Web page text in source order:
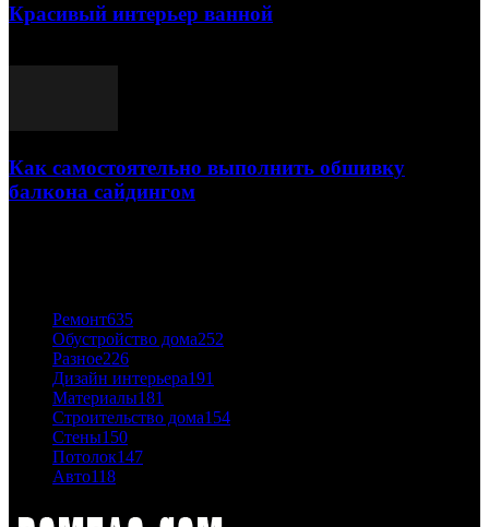
Красивый интерьер ванной
Как самостоятельно выполнить обшивку
балкона сайдингом
Ремонт635
Обустройство дома252
Разное226
Дизайн интерьера191
Материалы181
Строительство дома154
Стены150
Потолок147
Авто118